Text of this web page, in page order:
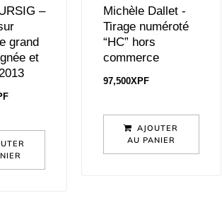
–
grand
et
Michèle Dallet -
Tirage numéroté
“HC” hors
commerce
97,500XPF
AJOUTER
AU PANIER